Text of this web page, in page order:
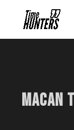
MACAN